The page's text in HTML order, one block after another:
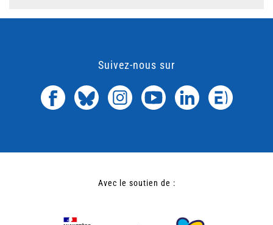
Suivez-nous sur
Avec le soutien de :